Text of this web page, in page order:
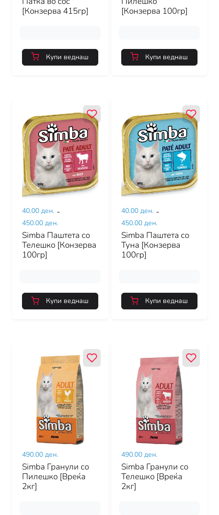
[Конзерва 415гр]
Купи веднаш
[Конзерва 100гр]
Купи веднаш
40.00 ден. -
450.00 ден.
Simba Паштета со
Телешко [Конзерва
100гр]
Купи веднаш
40.00 ден. -
450.00 ден.
Simba Паштета со
Туна [Конзерва
100гр]
Купи веднаш
490.00 ден.
Simba Гранули со
Пилешко [Вреќа
2кг]
490.00 ден.
Simba Гранули со
Телешко [Вреќа
2кг]